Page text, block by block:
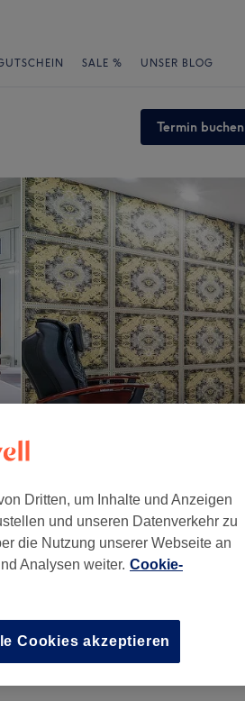
SALE % UNSER BLOG
Termin buchen
Dritten, um Inhalte und Anzeigen
und unseren Datenverkehr zu
die Nutzung unserer Webseite an
Analysen weiter. Cookie-
Cookies akzeptieren